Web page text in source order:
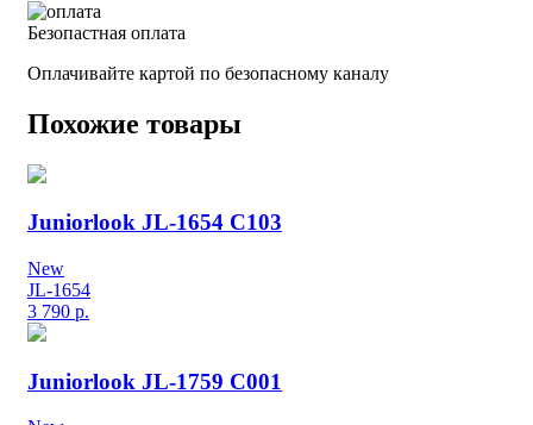
Безопастная оплата
Оплачивайте картой по безопасному каналу
Похожие товары
Juniorlook JL-1654 C103
New
JL-1654
3 790 р.
Juniorlook JL-1759 C001